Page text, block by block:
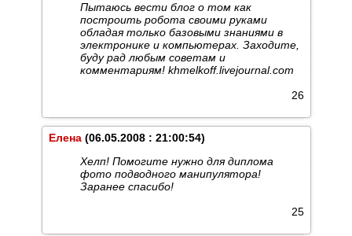
Пытаюсь вести блог о том как
построить робота своими руками
обладая только базовыми знаниями в
электронике и компьютерах. Заходите,
буду рад любым советам и
комментариям! khmelkoff.livejournal.com
26
Елена(06.05.2008 : 21:00:54)
Хелп! Помогите нужно для диплома
фото подводного манипулятора!
Заранее спасибо!
25